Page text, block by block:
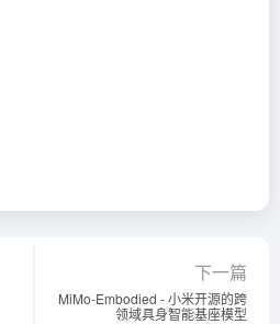
下一篇
MiMo-Embodied - 小米开源的跨
领域具身智能基座模型